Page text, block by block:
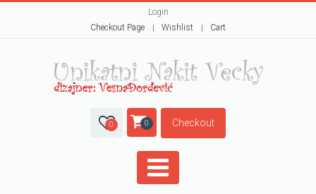
Login
Checkout Page
Wishlist Cart
0 0 Checkout